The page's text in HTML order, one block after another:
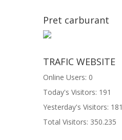
Pret carburant
TRAFIC WEBSITE
Online Users: 0
Today's Visitors: 191
Yesterday's Visitors: 181
Total Visitors: 350.235